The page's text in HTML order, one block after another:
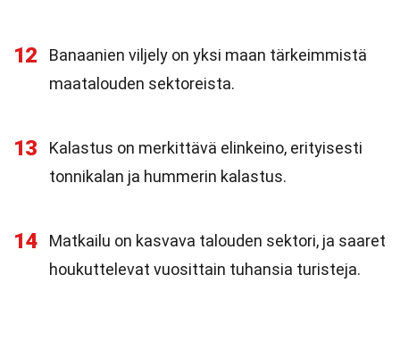
12
Banaanien viljely on yksi maan tärkeimmistä
maatalouden sektoreista.
13
Kalastus on merkittävä elinkeino, erityisesti
tonnikalan ja hummerin kalastus.
14
Matkailu on kasvava talouden sektori, ja saaret
houkuttelevat vuosittain tuhansia turisteja.